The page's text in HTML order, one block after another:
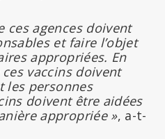
ces agences doivent
et faire l’objet
appropriées. En
vaccins doivent
les personnes
doivent être aidées
appropriée », a-t-